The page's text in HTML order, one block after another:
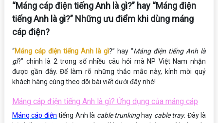
“Máng cáp điện tiếng Anh là gì?” hay “Máng điện
tiếng Anh là gì?” Những ưu điểm khi dùng máng
cáp điện?
“Máng cáp điện tiếng Anh là gì?” hay “Máng điện tiếng Anh là
gì?” chính là 2 trong số nhiều câu hỏi mà NP Việt Nam nhận
được gần đây. Để làm rõ những thắc mắc này, kính mời quý
khách hàng cùng theo dõi bài viết dưới đây nhé!
Máng cáp điện tiếng Anh là gì? Ứng dụng của máng cáp
Máng cáp điện tiếng Anh là cable trunkinghay cable tray. Đây là